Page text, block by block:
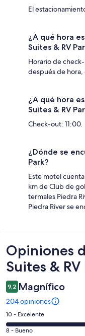
El
¿A qué hora
Suites & RV
Horario de
después de
¿A qué hora
Suites & RV
Check-out: 11:00.
¿Dónde se
Park?
Este motel
km de Club de
termales Piedra
Piedra River se
Opiniones
Opiniones
Suites & RV
9,2 Magnífico
204 opiniones
Evaluación:
10
10 - Excelente
Evaluación:
8 - Bueno